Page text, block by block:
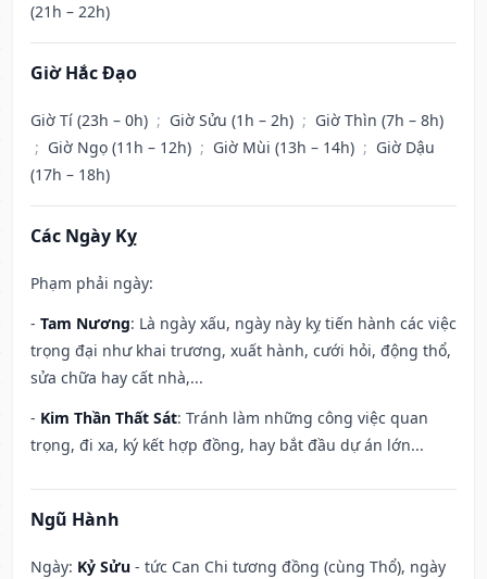
(21h – 22h)
Giờ Hắc Đạo
Giờ Tí (23h – 0h) ; Giờ Sửu (1h – 2h) ; Giờ Thìn (7h – 8h)
; Giờ Ngọ (11h – 12h) ; Giờ Mùi (13h – 14h) ; Giờ Dậu
(17h – 18h)
Các Ngày Kỵ
Phạm phải ngày:
- Tam Nương: Là ngày xấu, ngày này kỵ tiến hành các việc
trọng đại như khai trương, xuất hành, cưới hỏi, động thổ,
sửa chữa hay cất nhà,...
- Kim Thần Thất Sát: Tránh làm những công việc quan
trọng, đi xa, ký kết hợp đồng, hay bắt đầu dự án lớn...
Ngũ Hành
Ngày: Kỷ Sửu - tức Can Chi tương đồng (cùng Thổ), ngày